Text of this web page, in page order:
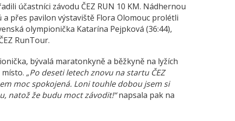
účastníci závodu ČEZ RUN 10 KM. Nádhernou
přes pavilon výstaviště Flora Olomouc prolétli
olympionička Katarína Pejpková (36:44),
RunTour.
bývalá maratonkyně a běžkyně na lyžích
„Po deseti letech znovu na startu ČEZ
moc spokojená. Loni touhle dobou jsem si
natož že budu moct závodit!“napsala pak na